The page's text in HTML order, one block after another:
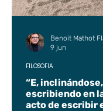
“E,
escribiendo en
acto de escribir
FILOSOFÍA
Benoit Mathot
9 jun